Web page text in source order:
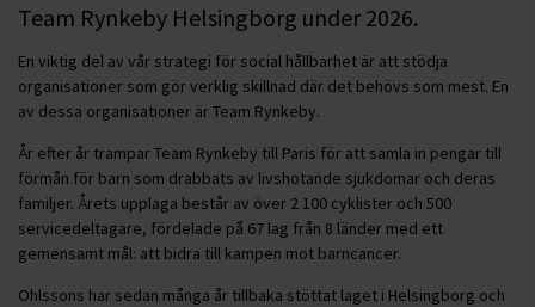
Team Rynkeby Helsingborg under 2026.
En viktig del av vår strategi för social hållbarhet är att stödja
organisationer som gör verklig skillnad där det behövs som mest. En
av dessa organisationer är Team Rynkeby.
År efter år trampar Team Rynkeby till Paris för att samla in pengar till
förmån för barn som drabbats av livshotande sjukdomar och deras
familjer. Årets upplaga består av över 2 100 cyklister och 500
servicedeltagare, fördelade på 67 lag från 8 länder med ett
gemensamt mål: att bidra till kampen mot barncancer.
Ohlssons har sedan många år tillbaka stöttat laget i Helsingborg och